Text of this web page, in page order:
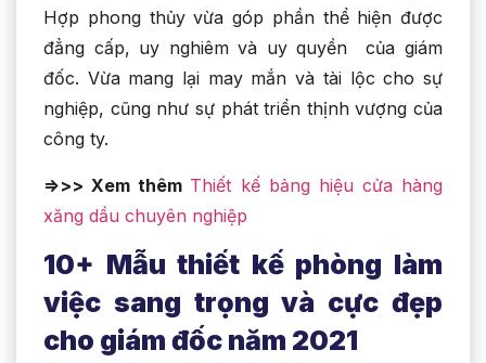
Hợp phong thủy vừa góp phần thể hiện được
đẳng cấp, uy nghiêm và uy quyền của giám
đốc. Vừa mang lại may mắn và tài lộc cho sự
nghiệp, cũng như sự phát triển thịnh vượng của
công ty.
=>>> Xem thêm Thiết kế bảng hiệu cửa hàng
xăng dầu chuyên nghiệp
10+ Mẫu thiết kế phòng làm
việc sang trọng và cực đẹp
cho giám đốc năm 2021